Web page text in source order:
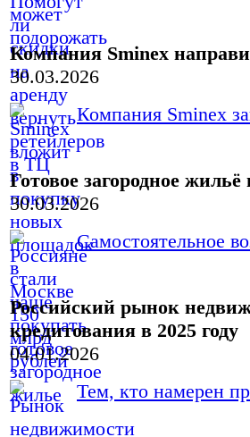
Компания Sminex
30.03.2026
Компания Sminex
Готовое загородное
30.03.2026
Самостоятельное
Российский рынок
кредитования в 2025 году
04.01.2026
Тем, кто намерен